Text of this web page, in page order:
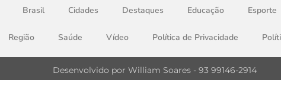
Brasil Cidades Destaques Educação Esporte
Região Saúde Vídeo Política de Privacidade
Desenvolvido por William Soares - 93 99146-2914